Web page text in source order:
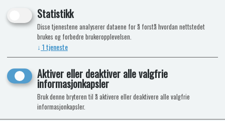
AQUA SOFT TOALETTPAPIR
6 RULLER
Mega Value Pack
kr 69,-
DOSERINGER
Statistikk
Disse tjenestene analyserer dataene for å forstå hvordan nettstedet
brukes og forbedre brukeropplevelsen.
↓ 1tjeneste
Aktiver eller deaktiver alle valgfrie
informasjonkapsler
Bruk denne bryteren til å aktivere eller deaktivere alle valgfrie
informasjonkapsler.